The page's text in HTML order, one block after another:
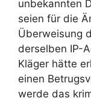
unbekannten
seien für die
Überweisung
derselben IP-
Kläger hätte
einen
werde das